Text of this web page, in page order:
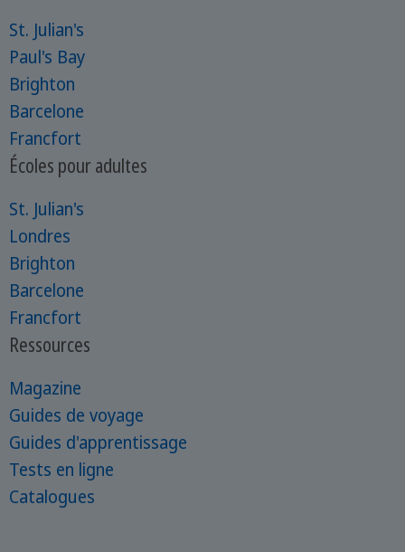
St. Julian's
Paul's Bay
Brighton
Barcelone
Francfort
Écoles pour adultes
St. Julian's
Londres
Brighton
Barcelone
Francfort
Ressources
Magazine
Guides de voyage
Guides d'apprentissage
Tests en ligne
Catalogues